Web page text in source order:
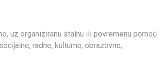
uz organiziranu stalnu ili povremenu pomoć
radne, kulturne, obrazovne,